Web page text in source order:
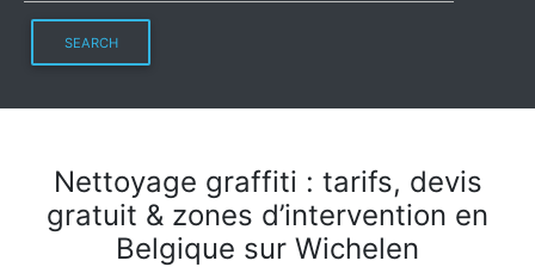
SEARCH
Nettoyage graffiti : tarifs, devis
gratuit & zones d’intervention en
Belgique sur Wichelen